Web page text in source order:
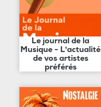
Le journal de la
Musique - L'actualité
de vos artistes
préférés